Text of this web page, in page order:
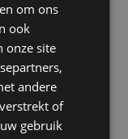
zijn de
zowel
om ons
ook
onze site
andere
of
gebruik